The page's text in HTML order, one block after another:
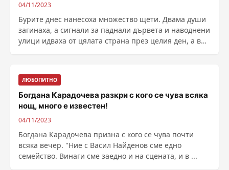
04/11/2023
Бурите днес нанесоха множество щети. Двама души
загинаха, а сигнали за паднали дървета и наводнени
улици идваха от цялата страна през целия ден, а в
ЛЮБОПИТНО
Богдана Карадочева разкри с кого се чува всяка
нощ, много е известен!
04/11/2023
Богдана Карадочева призна с кого се чува почти
всяка вечер. "Ние с Васил Найденов сме едно
семейство. Винаги сме заедно и на сцената, и в ...